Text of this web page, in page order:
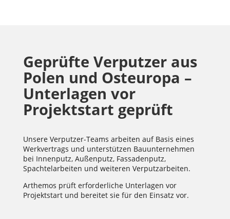
Geprüfte Verputzer aus
Polen und Osteuropa –
Unterlagen vor
Projektstart geprüft
Unsere Verputzer-Teams arbeiten auf Basis eines
Werkvertrags und unterstützen Bauunternehmen
bei Innenputz, Außenputz, Fassadenputz,
Spachtelarbeiten und weiteren Verputzarbeiten.
Arthemos prüft erforderliche Unterlagen vor
Projektstart und bereitet sie für den Einsatz vor.